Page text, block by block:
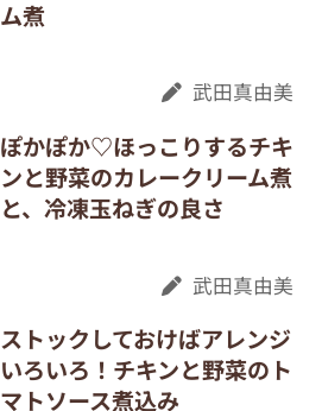
ム煮
武田真由美
ぽかぽか♡ほっこりするチキ
ンと野菜のカレークリーム煮
と、冷凍玉ねぎの良さ
武田真由美
ストックしておけばアレンジ
いろいろ！チキンと野菜のト
マトソース煮込み